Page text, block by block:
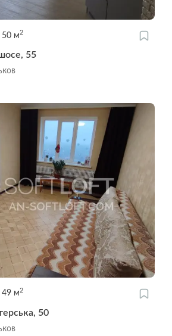
50 м2
55
49 м 2
50